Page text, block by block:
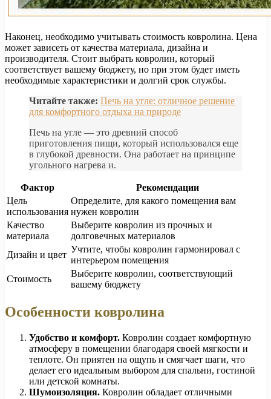
Наконец, необходимо учитывать стоимость ковролина. Цена
может зависеть от качества материала, дизайна и
производителя. Стоит выбрать ковролин, который
соответствует вашему бюджету, но при этом будет иметь
необходимые характеристики и долгий срок службы.
Читайте также: Печь на угле: отличное решение
для комфортного отдыха на природе
Печь на угле — это древний способ
приготовления пищи, который использовался еще
в глубокой древности. Она работает на принципе
угольного нагрева и.
Фактор
Рекомендации
Цель
использования
Определите, для какого помещения вам
нужен ковролин
Качество
материала
Выберите ковролин из прочных и
долговечных материалов
Дизайн и цвет
Учтите, чтобы ковролин гармонировал с
интерьером помещения
Стоимость
Выберите ковролин, соответствующий
вашему бюджету
Особенности ковролина
Удобство и комфорт. Ковролин создает комфортную
атмосферу в помещении благодаря своей мягкости и
теплоте. Он приятен на ощупь и смягчает шаги, что
делает его идеальным выбором для спальни, гостиной
или детской комнаты.
Шумоизоляция. Ковролин обладает отличными